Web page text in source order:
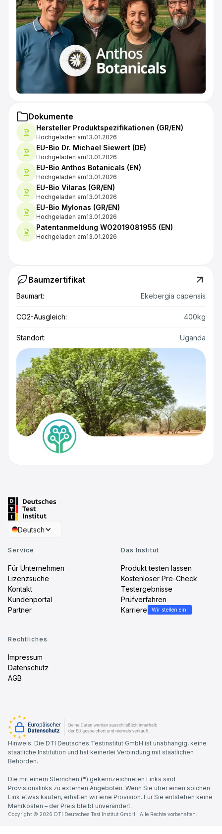
Dokumente
Hersteller Produktspezifikationen (GR/EN)
Hochgeladen am13.01.2026
EU-Bio Dr. Michael Siewert (DE)
Hochgeladen am13.01.2026
EU-Bio Anthos Botanicals (EN)
Hochgeladen am13.01.2026
EU-Bio Vilaras (GR/EN)
Hochgeladen am13.01.2026
EU-Bio Mylonas (GR/EN)
Hochgeladen am13.01.2026
Patentanmeldung WO2019081955 (EN)
Hochgeladen am13.01.2026
Baumzertifikat
Baumart: Ekebergia capensis
CO2-Ausgleich: 400kg
Standort: Uganda
Deutsch
Service
Für Unternehmen
Lizenzsuche
Kontakt
Kundenportal
Partner
Das Institut
Produkt testen lassen
Kostenloser Pre-Check
Testergebnisse
Prüfverfahren
Karriere
Wir stellen ein!
Rechtliches
Impressum
Datenschutz
AGB
Hinweis: Die DTI Deutsches Testinstitut GmbH ist unabhängig, keine
staatliche Institution und hat keinerlei Verbindung mit staatlichen
Behörden.
Die mit einem Sternchen (*) gekennzeichneten Links sind
Provisionslinks zu externen Angeboten. Wenn Sie über einen solchen
Link etwas kaufen, erhalten wir eine Provision. Für Sie entstehen keine
Mehrkosten – der Preis bleibt unverändert.
Copyright © 2026 DTI Deutsches Test Institut GmbH Alle Rechte vorbehalten.